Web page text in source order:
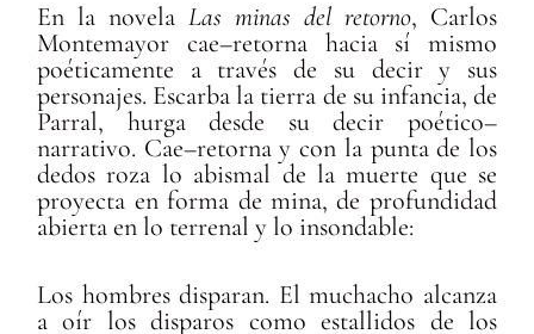
En la novelaLas minas del retorno, Carlos
Montemayor cae–retorna hacia sí mismo
poéticamente a través de su decir y sus
personajes. Escarba la tierra de su infancia, de
Parral, hurga desde su decir poético–
narrativo. Cae–retorna y con la punta de los
dedos roza lo abismal de la muerte que se
proyecta en forma de mina, de profundidad
abierta en lo terrenal y lo insondable:
Los hombres disparan. El muchacho alcanza
a oír los disparos como estallidos de los